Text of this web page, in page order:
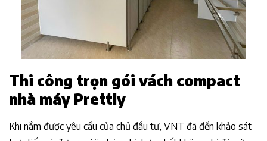
Thi công trọn gói vách compact
nhà máy Prettly
Khi nắm được yêu cầu của chủ đầu tư, VNT đã đến khảo sát